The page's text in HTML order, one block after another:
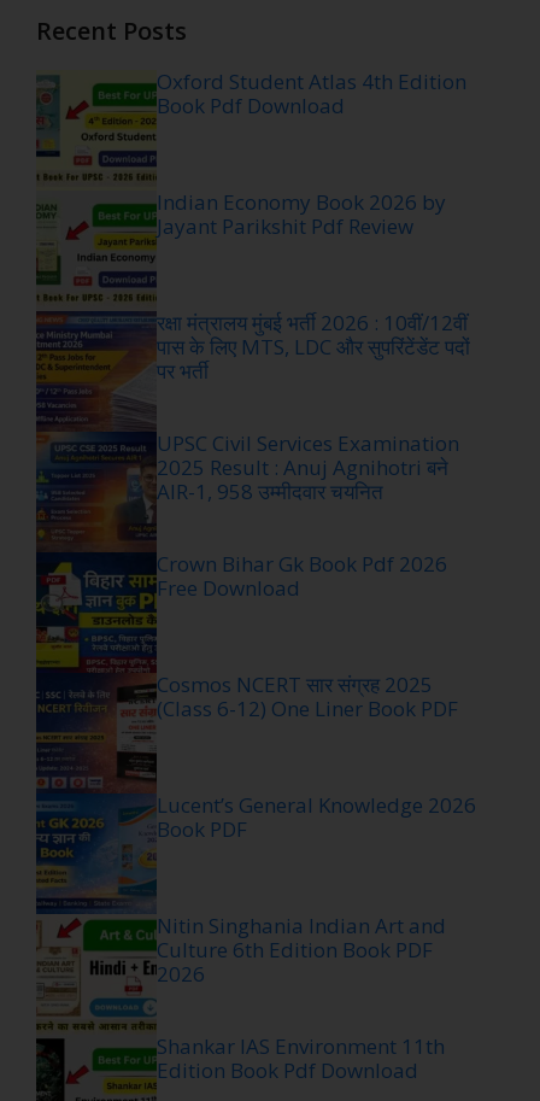
Recent Posts
Oxford Student Atlas 4th Edition
Book Pdf Download
Indian Economy Book 2026 by
Jayant Parikshit Pdf Review
रक्षा मंत्रालय मुंबई भर्ती 2026 : 10वीं/12वीं
पास के लिए MTS, LDC और सुपरिंटेंडेंट पदों
पर भर्ती
UPSC Civil Services Examination
2025 Result : Anuj Agnihotri बने
AIR-1, 958 उम्मीदवार चयनित
Crown Bihar Gk Book Pdf 2026
Free Download
Cosmos NCERT सार संग्रह 2025
(Class 6-12) One Liner Book PDF
Lucent’s General Knowledge 2026
Book PDF
Nitin Singhania Indian Art and
Culture 6th Edition Book PDF
2026
Shankar IAS Environment 11th
Edition Book Pdf Download